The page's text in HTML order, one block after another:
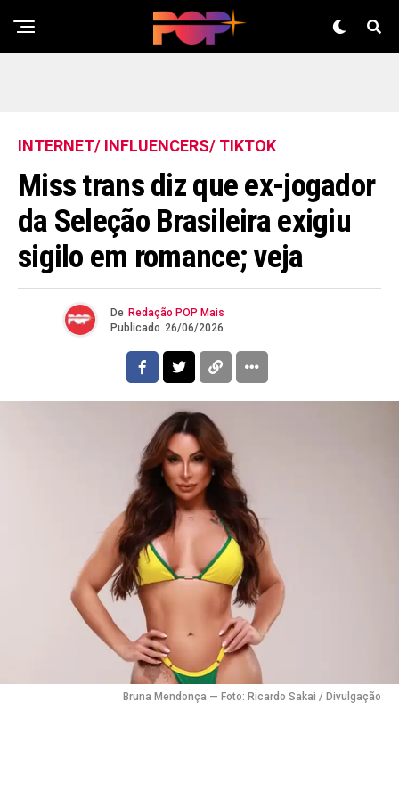
INTERNET/ INFLUENCERS/ TIKTOK
Miss trans diz que ex-jogador
da Seleção Brasileira exigiu
sigilo em romance; veja
De Redação POP Mais
Publicado 26/06/2026
Bruna Mendonça — Foto: Ricardo Sakai / Divulgação